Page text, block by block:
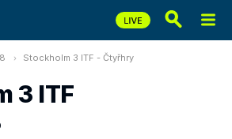
Stockholm 3 ITF - Čtyřhry
3 ITF